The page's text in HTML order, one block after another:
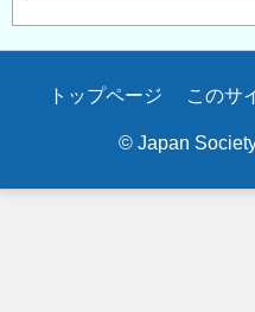
Secondary
トップページ このサ
© Japan